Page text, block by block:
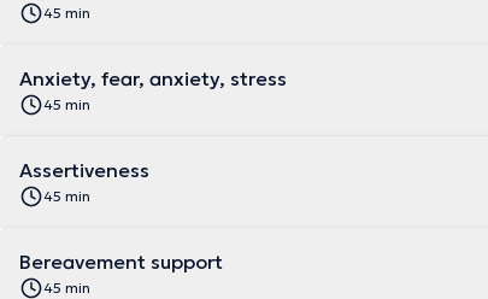
45 min
Anxiety, fear, anxiety, stress
45 min
Assertiveness
45 min
Bereavement support
45 min